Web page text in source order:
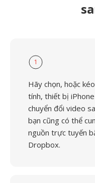
1
Hãy chọn, hoặc
tính, thiết bị
chuyển đổi video
bạn cũng có thể
nguồn trực tuyến
Dropbox.